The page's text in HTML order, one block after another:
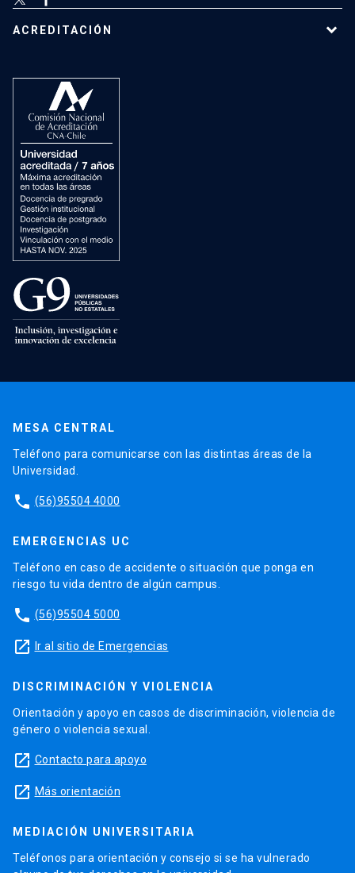
ACREDITACIÓN
MESA CENTRAL
Teléfono para comunicarse con las distintas áreas de la
Universidad.
phone (56)95504 4000
EMERGENCIAS UC
Teléfono en caso de accidente o situación que ponga en
riesgo tu vida dentro de algún campus.
phone (56)95504 5000
launch Ir al sitio de Emergencias
DISCRIMINACIÓN Y VIOLENCIA
Orientación y apoyo en casos de discriminación, violencia de
género o violencia sexual.
launch Contacto para apoyo
launch Más orientación
MEDIACIÓN UNIVERSITARIA
Teléfonos para orientación y consejo si se ha vulnerado